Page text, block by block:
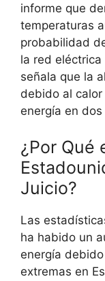
informe que
temperaturas
probabilidad
la red
señala que la
debido al
energía en
¿Por Qué
Juicio?
Las
ha habido un
energía
extremas en